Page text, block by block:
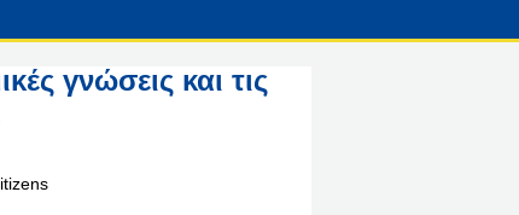
γνώσεις και τις